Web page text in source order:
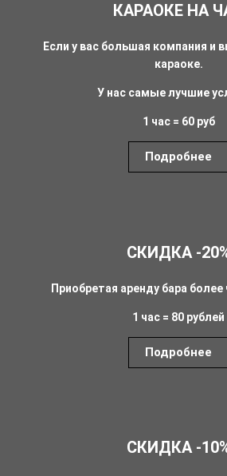
КАРАОКЕ НА
Если у вас большая компания и
караоке.
У нас самые лучшие
1 час = 60 руб
Подробнее
СКИДКА -
Приобретая аренду бара более
1 час = 80 рублей
Подробнее
СКИДКА -